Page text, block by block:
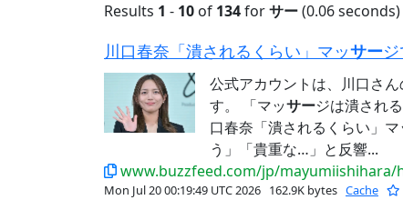
Results 1 - 10 of 134forサー(0.06 seconds)
川口春奈「潰されるくらい」マッサージ
公式アカウントは、川口さ
す。 「マッサージは潰され
口春奈「潰されるくらい」マ
う」「貴重な…」と反響...
www.buzzfeed.com/jp/mayumiishihara/
Mon Jul 20 00:19:49 UTC 2026 162.9K bytes Cache